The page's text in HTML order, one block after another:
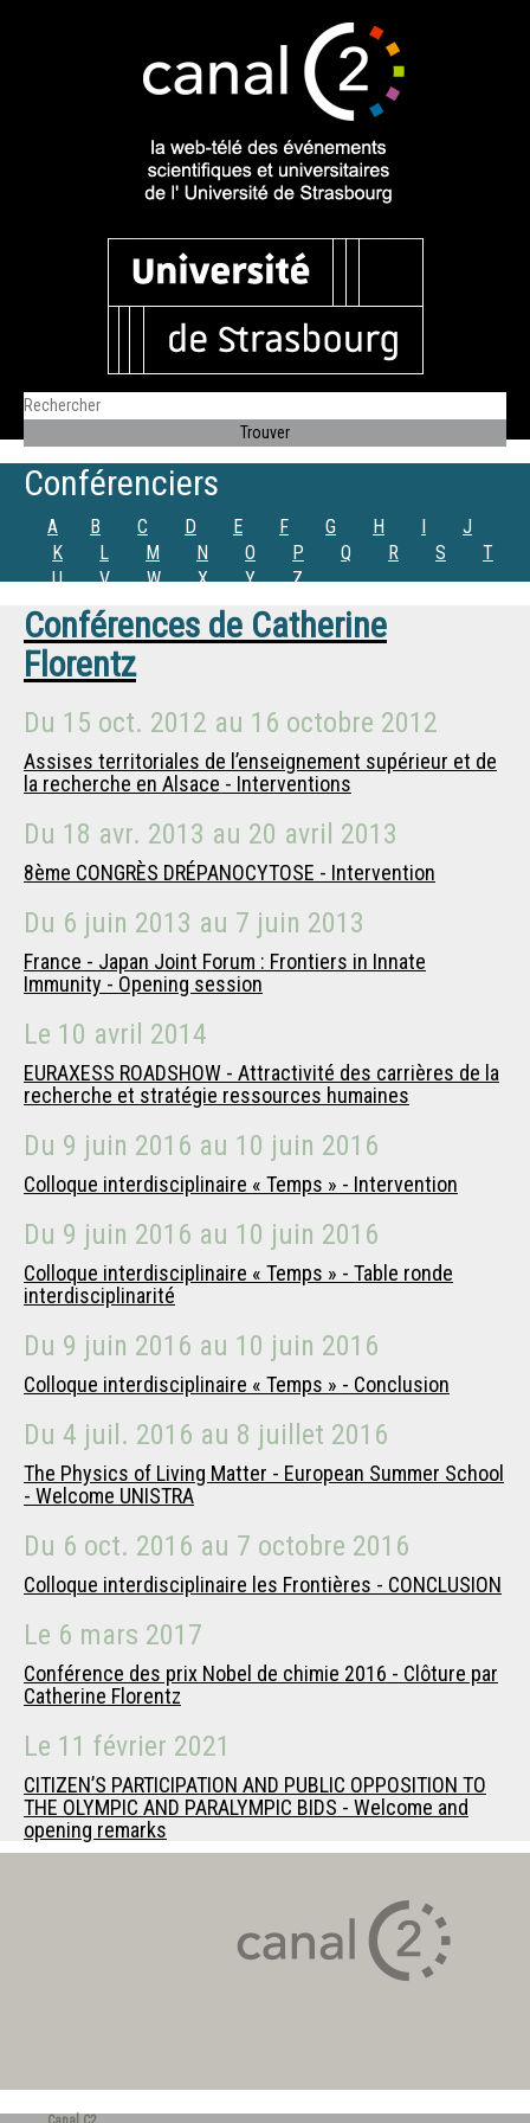
Conférenciers
A B C D E F G H I
J
K
L M N O P Q R S
T
U
V W X Y Z
Conférences de Catherine
Florentz
Du 15 oct. 2012 au 16 octobre 2012
Assises territoriales de l’enseignement supérieur et de
la recherche en Alsace - Interventions
Du 18 avr. 2013 au 20 avril 2013
8ème CONGRÈS DRÉPANOCYTOSE - Intervention
Du 6 juin 2013 au 7 juin 2013
France - Japan Joint Forum : Frontiers in Innate
Immunity - Opening session
Le 10 avril 2014
EURAXESS ROADSHOW - Attractivité des carrières de la
recherche et stratégie ressources humaines
Du 9 juin 2016 au 10 juin 2016
Colloque interdisciplinaire « Temps » - Intervention
Du 9 juin 2016 au 10 juin 2016
Colloque interdisciplinaire « Temps » - Table ronde
interdisciplinarité
Du 9 juin 2016 au 10 juin 2016
Colloque interdisciplinaire « Temps » - Conclusion
Du 4 juil. 2016 au 8 juillet 2016
The Physics of Living Matter - European Summer School
- Welcome UNISTRA
Du 6 oct. 2016 au 7 octobre 2016
Colloque interdisciplinaire les Frontières - CONCLUSION
Le 6 mars 2017
Conférence des prix Nobel de chimie 2016 - Clôture par
Catherine Florentz
Le 11 février 2021
CITIZEN’S PARTICIPATION AND PUBLIC OPPOSITION TO
THE OLYMPIC AND PARALYMPIC BIDS - Welcome and
opening remarks